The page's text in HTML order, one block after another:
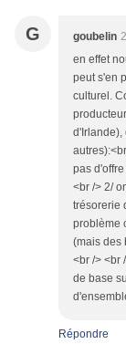
G goubelin
en effet
peut s'en
culturel.
d'Irlande),
pas
<br /> 2/
trésorerie
problème
(mais des
<br /> <br
de base
Répondre